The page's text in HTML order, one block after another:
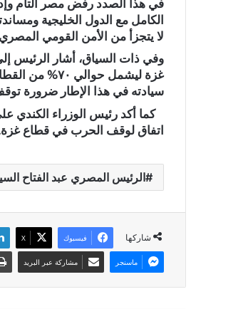
في هذا الصدد رفض مصر التام
الكامل مع الدول الخليجية
لا يتجزأ من الأمن القومي
وفي ذات السياق، أشار الرئيس
سيادته في هذا الإطار ضرورة
كما أكد رئيس الوزراء الكندي
اتفاق لوقف الحرب في قطاع
الرئيس المصري عبد الفتاح
شاركها فيسبوك X
ماسنجر مشاركة عبر البريد